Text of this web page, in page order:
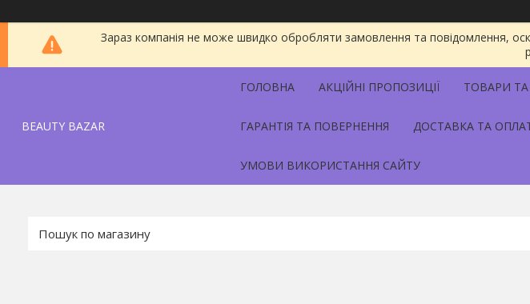
Зараз компанія не може швидко обробляти замовлення та повідомлення,
BEAUTY BAZAR
ГОЛОВНА АКЦІЙНІ ПРОПОЗИЦІЇ ТОВАРИ
ГАРАНТІЯ ТА ПОВЕРНЕННЯ ДОСТАВКА ТА
УМОВИ ВИКОРИСТАННЯ САЙТУ